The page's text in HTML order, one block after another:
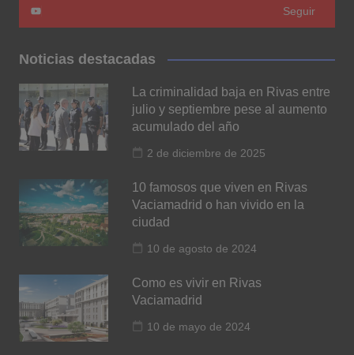
Seguir
Noticias destacadas
La criminalidad baja en Rivas entre
julio y septiembre pese al aumento
acumulado del año
2 de diciembre de 2025
10 famosos que viven en Rivas
Vaciamadrid o han vivido en la
ciudad
10 de agosto de 2024
Como es vivir en Rivas
Vaciamadrid
10 de mayo de 2024